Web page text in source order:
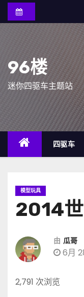
至
96楼
迷你四驱车主题站
四驱车
模型玩具
2014
由 瓜哥
6月
2,791 次浏览